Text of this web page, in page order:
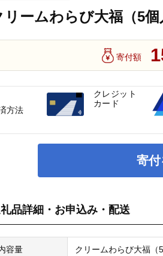
リームわらび大福（5個
寄付額
寄付
品詳細・お申込み・配送
容量 クリームわらび大福（5
方法
クレジット
カード